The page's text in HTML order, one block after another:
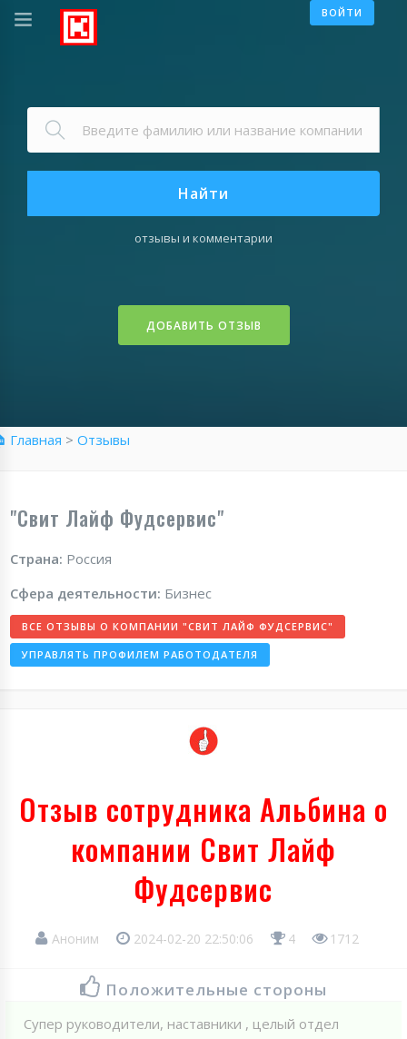
ВОЙТИ
Найти
отзывы и комментарии
ДОБАВИТЬ ОТЗЫВ
Главная > Отзывы
"Свит Лайф Фудсервис"
Страна: Россия
Сфера деятельности: Бизнес
ВСЕ ОТЗЫВЫ О КОМПАНИИ "СВИТ ЛАЙФ ФУДСЕРВИС"
УПРАВЛЯТЬ ПРОФИЛЕМ РАБОТОДАТЕЛЯ
Отзыв сотрудника Альбина о
компании Свит Лайф
Фудсервис
Аноним 2024-02-20 22:50:06 4 1712
Положительные стороны
Супер руководители, наставники , целый отдел